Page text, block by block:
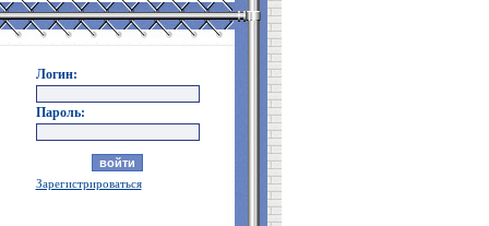
Логин:
Пароль:
Зарегистрироваться